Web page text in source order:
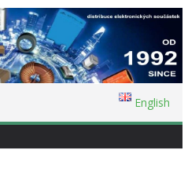
English